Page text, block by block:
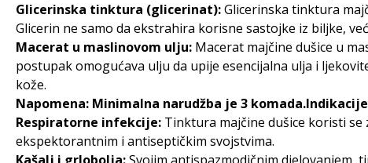
Glicerinska tinktura (glicerinat):Glicerinska tinktura
Glicerin ne samo da ekstrahira korisne sastojke iz biljke,
Macerat u maslinovom ulju: Macerat majčine dušice u
postupak omogućava ulju da upije esencijalna ulja i
kože.
Napomena: Minimalna narudžba je 3
Respiratorne infekcije: Tinktura majčine dušice koristi
ekspektorantnim i antiseptičkim svojstvima.